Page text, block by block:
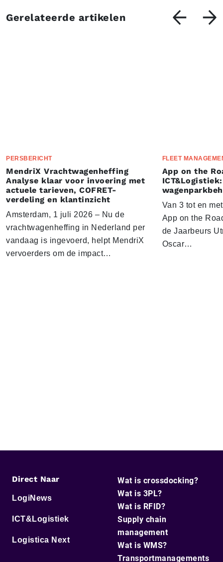
Gerelateerde artikelen
PERSBERICHT
MendriX Vrachtwagenheffing
Analyse klaar voor invoering met
actuele tarieven, COFRET-
verdeling en klantinzicht
Amsterdam, 1 juli 2026 – Nu de
vrachtwagenheffing in Nederland per
vandaag is ingevoerd, helpt MendriX
vervoerders om de impact…
FLEET
App on the
Van 3 tot en
App on the
de Jaarbeurs
Oscar…
Direct Naar
LogiNews
ICT&Logistiek
Logistica Next
Wat is crossdocking?
Wat is 3PL?
Wat is RFID?
Supply chain
management
Wat is WMS?
Transportmanagements